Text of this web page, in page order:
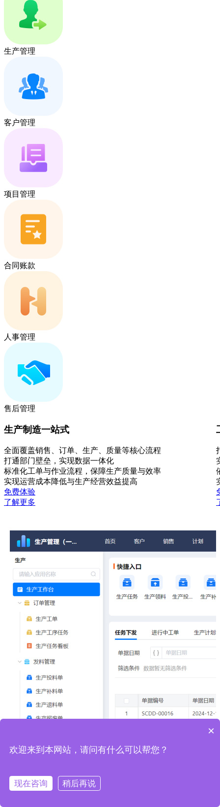
生产管理
客户管理
项目管理
合同账款
人事管理
售后管理
生产制造一站式
全面覆盖销售、订单、生产、质量等核心流程
打通部门壁垒，实现数据一体化
标准化工单与作业流程，保障生产质量与效率
实现运营成本降低与生产经营效益提高
免费体验
了解更多
×
欢迎来到本网站，请问有什么可以帮您？
现在咨询 稍后再说